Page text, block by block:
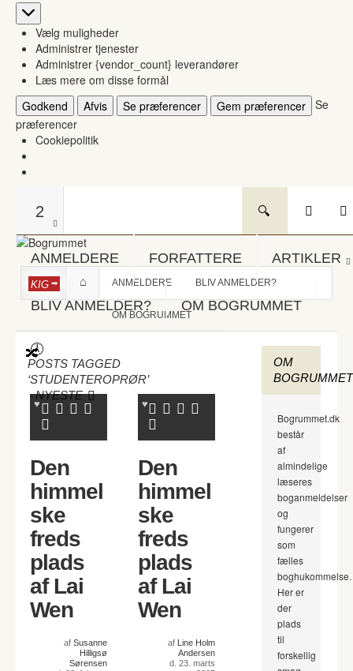
Marketing
Vælg muligheder
Administrer tjenester
Administrer {vendor_count} leverandører
Læs mere om disse formål
Godkend
Afvis Se præferencer Gem præferencer Se
præferencer
Cookiepolitik
2
ANMELDERE FORFATTERE ARTIKLER
BLIV ANMELDER? OM BOGRUMMET
KIG ANMELDERE BLIV ANMELDER?
OM BOGRUMMET
POSTS TAGGED
‘STUDENTEROPRØR’
-NYESTE
Den
himmel
ske
freds
plads
af Lai
Wen
af Susanne
Hilligsø
Sørensen
Den
himmel
ske
freds
plads
af Lai
Wen
af Line Holm
Andersen
d. 23. marts
OM
BOGRUMMET
Bogrummet.dk
består
af
almindelige
læseres
boganmeldelser
og
fungerer
som
fælles
boghukommelse.
Her er
der
plads
til
forskellig